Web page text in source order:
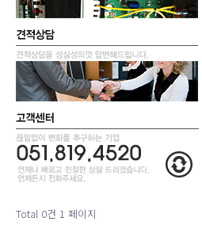
Total 0건 1 페이지